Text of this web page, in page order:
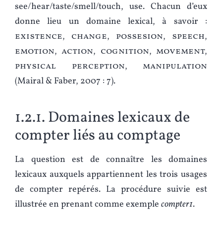
see/hear/taste/smell/touch, use. Chacun d’eux
donne lieu un domaine lexical, à savoir :
existence, change, possesion, speech,
emotion, action, cognition, movement,
physical perception, manipulation
(Mairal & Faber, 2007 : 7).
1.2.1. Domaines lexicaux de
compter liés au comptage
La question est de connaître les domaines
lexicaux auxquels appartiennent les trois usages
de compter repérés. La procédure suivie est
illustrée en prenant comme exemple compter1.